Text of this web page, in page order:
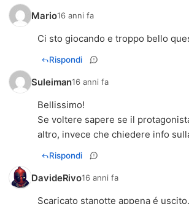
Mario16 anni fa
Ci sto giocando e troppo bello
Rispondi
Suleiman16 anni fa
Bellissimo!
Se voltere sapere se il
altro, invece che chiedere info
Rispondi
DavideRivo16 anni fa
Scaricato stanotte appena é